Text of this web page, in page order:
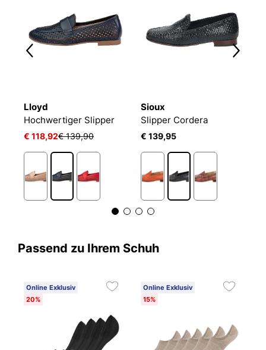
Lloyd
Hochwertiger Slipper
€ 118,92€ 139,90
Sioux
Slipper Cordera
€ 139,95
Passend zu Ihrem Schuh
Online Exklusiv
20%
Online Exklusiv
15%